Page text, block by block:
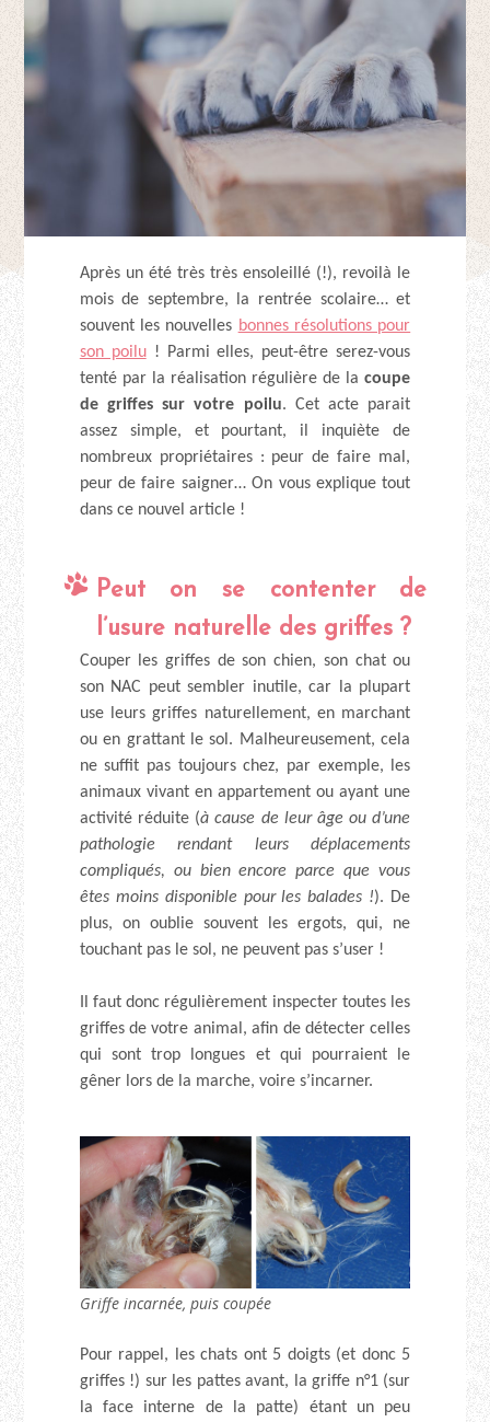
Après un été très très ensoleillé (!), revoilà le
mois de septembre, la rentrée scolaire… et
souvent les nouvelles bonnes résolutions pour
son poilu! Parmi elles, peut-être serez-vous
tenté par la réalisation régulière de lacoupe
de griffes sur votre poilu. Cet acte parait
assez simple, et pourtant, il inquiète de
nombreux propriétaires : peur de faire mal,
peur de faire saigner… On vous explique tout
dans ce nouvel article !
Peut on se contenter de
l’usure naturelle des griffes ?
Couper les griffes de son chien, son chat ou
son NAC peut sembler inutile, car la plupart
use leurs griffes naturellement, en marchant
ou en grattant le sol. Malheureusement, cela
ne suffit pas toujours chez, par exemple, les
animaux vivant en appartement ou ayant une
activité réduite (à cause de leur âge ou d’une
pathologie rendant leurs déplacements
compliqués, ou bien encore parce que vous
êtes moins disponible pour les balades !). De
plus, on oublie souvent les ergots, qui, ne
touchant pas le sol, ne peuvent pas s’user !
Il faut donc régulièrement inspecter toutes les
griffes de votre animal, afin de détecter celles
qui sont trop longues et qui pourraient le
gêner lors de la marche, voire s’incarner.
Griffe incarnée, puis coupée
Pour rappel, les chats ont 5 doigts (et donc 5
griffes !) sur les pattes avant, la griffe n°1 (sur
la face interne de la patte) étant un peu